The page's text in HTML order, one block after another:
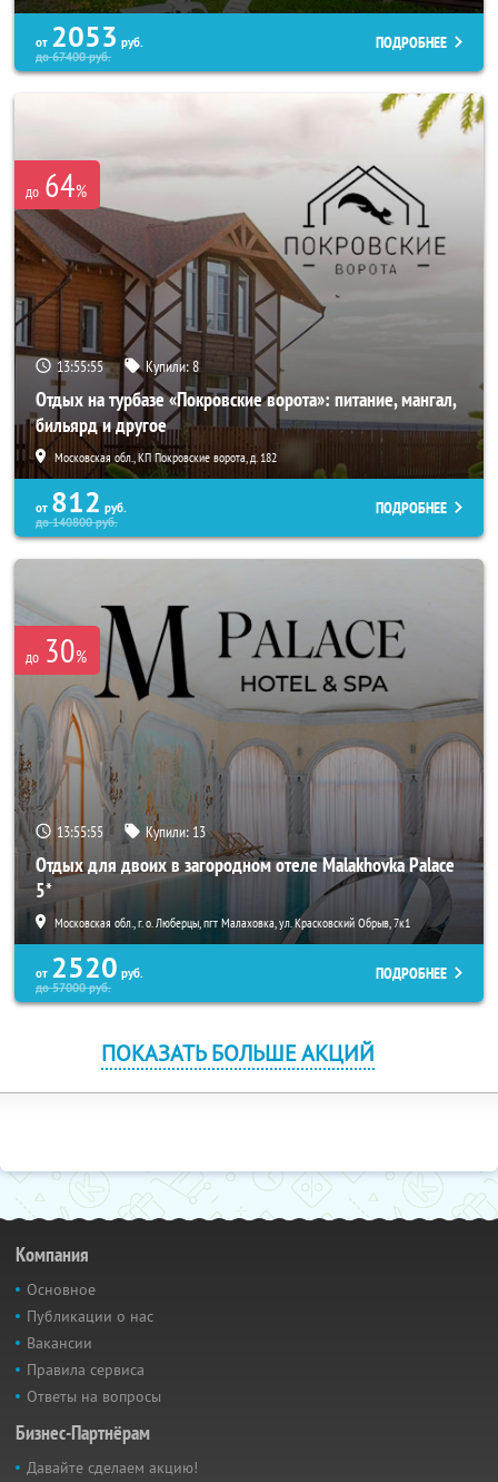
от 2053 руб.
до67400руб.
ПОДРОБНЕЕ
до 64%
13:55:54 Купили:8
Отдых на турбазе «Покровские ворота»: питание, мангал,
бильярд и другое
Московская обл., КП Покровские ворота, д. 182
от 812 руб.
до140800руб.
ПОДРОБНЕЕ
до 30%
13:55:54 Купили: 13
Отдых для двоих в загородном отеле Malakhovka Palace
5*
Московская обл., г. о. Люберцы, пгт Малаховка, ул. Красковский Обрыв, 7к1
от 2520 руб.
до57000руб.
ПОДРОБНЕЕ
ПОКАЗАТЬ БОЛЬШЕ АКЦИЙ
Компания
Основное
Публикации о нас
Вакансии
Правила сервиса
Ответы на вопросы
Бизнес-Партнёрам
Давайте сделаем акцию!